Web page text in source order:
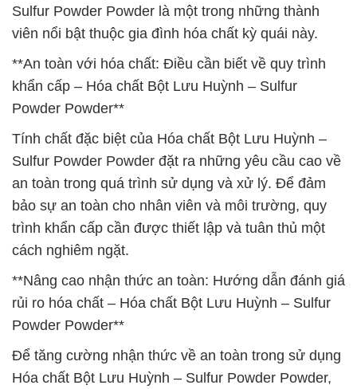
Sulfur Powder Powder là một trong những thành
viên nổi bật thuộc gia đình hóa chất kỳ quái này.
**An toàn với hóa chất: Điều cần biết về quy trình
khẩn cấp – Hóa chất Bột Lưu Huỳnh – Sulfur
Powder Powder**
Tính chất đặc biệt của Hóa chất Bột Lưu Huỳnh –
Sulfur Powder Powder đặt ra những yêu cầu cao về
an toàn trong quá trình sử dụng và xử lý. Để đảm
bảo sự an toàn cho nhân viên và môi trường, quy
trình khẩn cấp cần được thiết lập và tuân thủ một
cách nghiêm ngặt.
**Nâng cao nhận thức an toàn: Hướng dẫn đánh giá
rủi ro hóa chất – Hóa chất Bột Lưu Huỳnh – Sulfur
Powder Powder**
Để tăng cường nhận thức về an toàn trong sử dụng
Hóa chất Bột Lưu Huỳnh – Sulfur Powder Powder,